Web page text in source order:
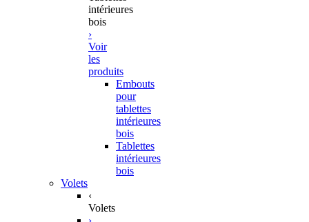
intérieures
bois
›
Voir
les
produits
Embouts
pour
tablettes
intérieures
bois
Tablettes
intérieures
bois
Volets
‹
Volets